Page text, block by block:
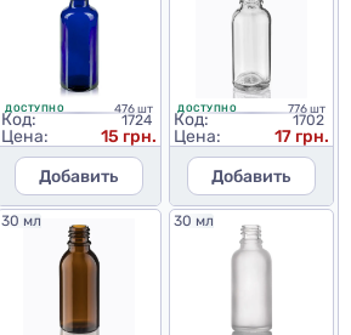
ДОСТУПНО 476 шт
Код: 1724
Цена:
15 грн.
Добавить
ДОСТУПНО 776 шт
Код: 1702
Цена:
17 грн.
Добавить
30 мл 30 мл